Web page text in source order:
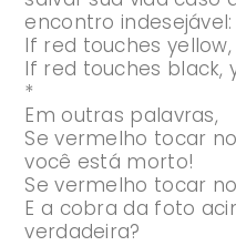
encontro indesejável:
If red touches yellow
If red touches black,
*
Em outras palavras,
Se vermelho tocar
você está morto!
Se vermelho tocar
E a cobra da foto
verdadeira?